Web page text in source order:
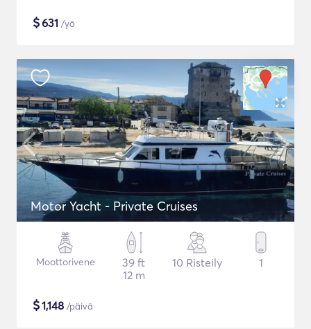
$631 /yö
Motor Yacht - Private Cruises
Moottorivene
39 ft
12 m
10 Risteily 1
$1,148 /päivä